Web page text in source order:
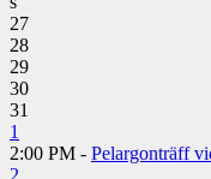
27
28
29
30
31
1
2:00 PM - Pelargonträff